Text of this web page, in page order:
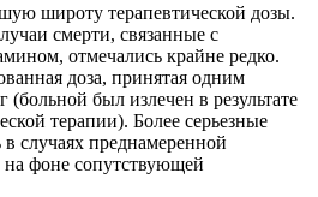
широту терапевтической дозы.
смерти, связанные с
отмечались крайне редко.
доза, принятая одним
(больной был излечен в результате
терапии). Более серьезные
случаях преднамеренной
фоне сопутствующей